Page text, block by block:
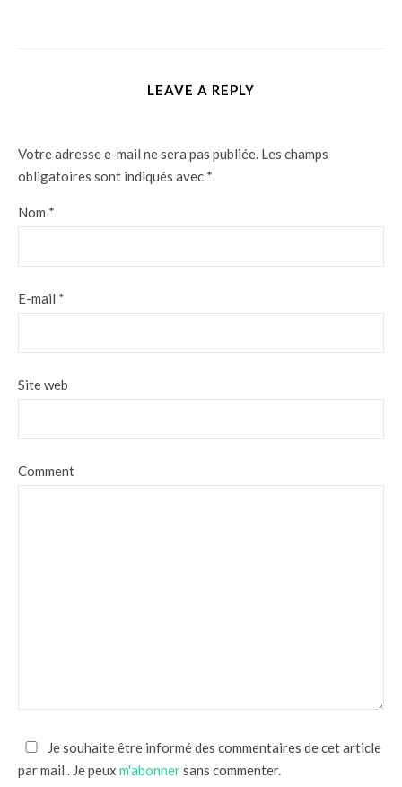
LEAVE A REPLY
Votre adresse e-mail ne sera pas publiée. Les champs
obligatoires sont indiqués avec *
Nom *
E-mail *
Site web
Comment
Je souhaite être informé des commentaires de cet article
par mail.. Je peux m'abonnersans commenter.